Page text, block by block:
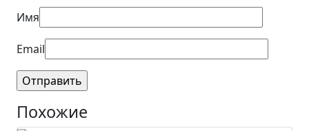
Имя
Email
Похожие